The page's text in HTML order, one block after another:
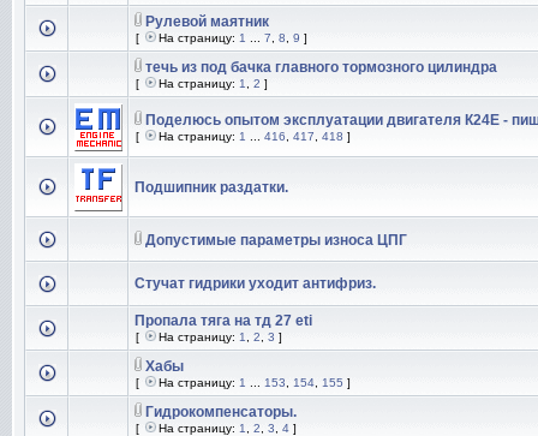
Рулевой маятник
[ На страницу: 1 7 8 9 ]
течь из под бачка главного тормозного цилиндра
[ На страницу: 1 2 ]
Поделюсь опытом эксплуатации двигателя К24Е -
[ На страницу: 1 416 417 418 ]
Подшипник раздатки.
Допустимые параметры износа ЦПГ
Стучат гидрики уходит антифриз.
Пропала тяга на тд 27 eti
[ На страницу: 1 2 3 ]
Хабы
[ На страницу: 1 153 154 155 ]
Гидрокомпенсаторы.
[ На страницу: 1 2 3 4 ]